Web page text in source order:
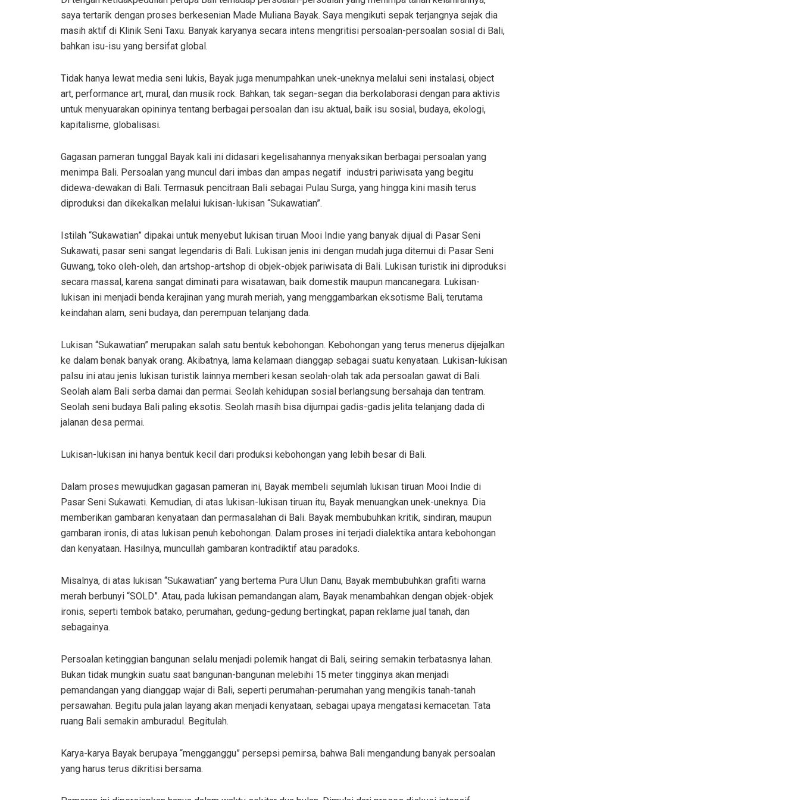
saya tertarik dengan proses berkesenian Made Muliana Bayak. Saya mengikuti sepak terjangnya sejak dia
masih aktif di Klinik Seni Taxu. Banyak karyanya secara intens mengritisi persoalan-persoalan sosial di Bali,
bahkan isu-isu yang bersifat global.
Tidak hanya lewat media seni lukis, Bayak juga menumpahkan unek-uneknya melalui seni instalasi, object
art, performance art, mural, dan musik rock. Bahkan, tak segan-segan dia berkolaborasi dengan para aktivis
untuk menyuarakan opininya tentang berbagai persoalan dan isu aktual, baik isu sosial, budaya, ekologi,
kapitalisme, globalisasi.
Gagasan pameran tunggal Bayak kali ini didasari kegelisahannya menyaksikan berbagai persoalan yang
menimpa Bali. Persoalan yang muncul dari imbas dan ampas negatif industri pariwisata yang begitu
didewa-dewakan di Bali. Termasuk pencitraan Bali sebagai Pulau Surga, yang hingga kini masih terus
diproduksi dan dikekalkan melalui lukisan-lukisan “Sukawatian”.
Istilah “Sukawatian” dipakai untuk menyebut lukisan tiruan Mooi Indie yang banyak dijual di Pasar Seni
Sukawati, pasar seni sangat legendaris di Bali. Lukisan jenis ini dengan mudah juga ditemui di Pasar Seni
Guwang, toko oleh-oleh, dan artshop-artshop di objek-objek pariwisata di Bali. Lukisan turistik ini diproduksi
secara massal, karena sangat diminati para wisatawan, baik domestik maupun mancanegara. Lukisan-
lukisan ini menjadi benda kerajinan yang murah meriah, yang menggambarkan eksotisme Bali, terutama
keindahan alam, seni budaya, dan perempuan telanjang dada.
Lukisan “Sukawatian” merupakan salah satu bentuk kebohongan. Kebohongan yang terus menerus dijejalkan
ke dalam benak banyak orang. Akibatnya, lama kelamaan dianggap sebagai suatu kenyataan. Lukisan-lukisan
palsu ini atau jenis lukisan turistik lainnya memberi kesan seolah-olah tak ada persoalan gawat di Bali.
Seolah alam Bali serba damai dan permai. Seolah kehidupan sosial berlangsung bersahaja dan tentram.
Seolah seni budaya Bali paling eksotis. Seolah masih bisa dijumpai gadis-gadis jelita telanjang dada di
jalanan desa permai.
Lukisan-lukisan ini hanya bentuk kecil dari produksi kebohongan yang lebih besar di Bali.
Dalam proses mewujudkan gagasan pameran ini, Bayak membeli sejumlah lukisan tiruan Mooi Indie di
Pasar Seni Sukawati. Kemudian, di atas lukisan-lukisan tiruan itu, Bayak menuangkan unek-uneknya. Dia
memberikan gambaran kenyataan dan permasalahan di Bali. Bayak membubuhkan kritik, sindiran, maupun
gambaran ironis, di atas lukisan penuh kebohongan. Dalam proses ini terjadi dialektika antara kebohongan
dan kenyataan. Hasilnya, muncullah gambaran kontradiktif atau paradoks.
Misalnya, di atas lukisan “Sukawatian” yang bertema Pura Ulun Danu, Bayak membubuhkan grafiti warna
merah berbunyi “SOLD”. Atau, pada lukisan pemandangan alam, Bayak menambahkan dengan objek-objek
ironis, seperti tembok batako, perumahan, gedung-gedung bertingkat, papan reklame jual tanah, dan
sebagainya.
Persoalan ketinggian bangunan selalu menjadi polemik hangat di Bali, seiring semakin terbatasnya lahan.
Bukan tidak mungkin suatu saat bangunan-bangunan melebihi 15 meter tingginya akan menjadi
pemandangan yang dianggap wajar di Bali, seperti perumahan-perumahan yang mengikis tanah-tanah
persawahan. Begitu pula jalan layang akan menjadi kenyataan, sebagai upaya mengatasi kemacetan. Tata
ruang Bali semakin amburadul. Begitulah.
Karya-karya Bayak berupaya “mengganggu” persepsi pemirsa, bahwa Bali mengandung banyak persoalan
yang harus terus dikritisi bersama.